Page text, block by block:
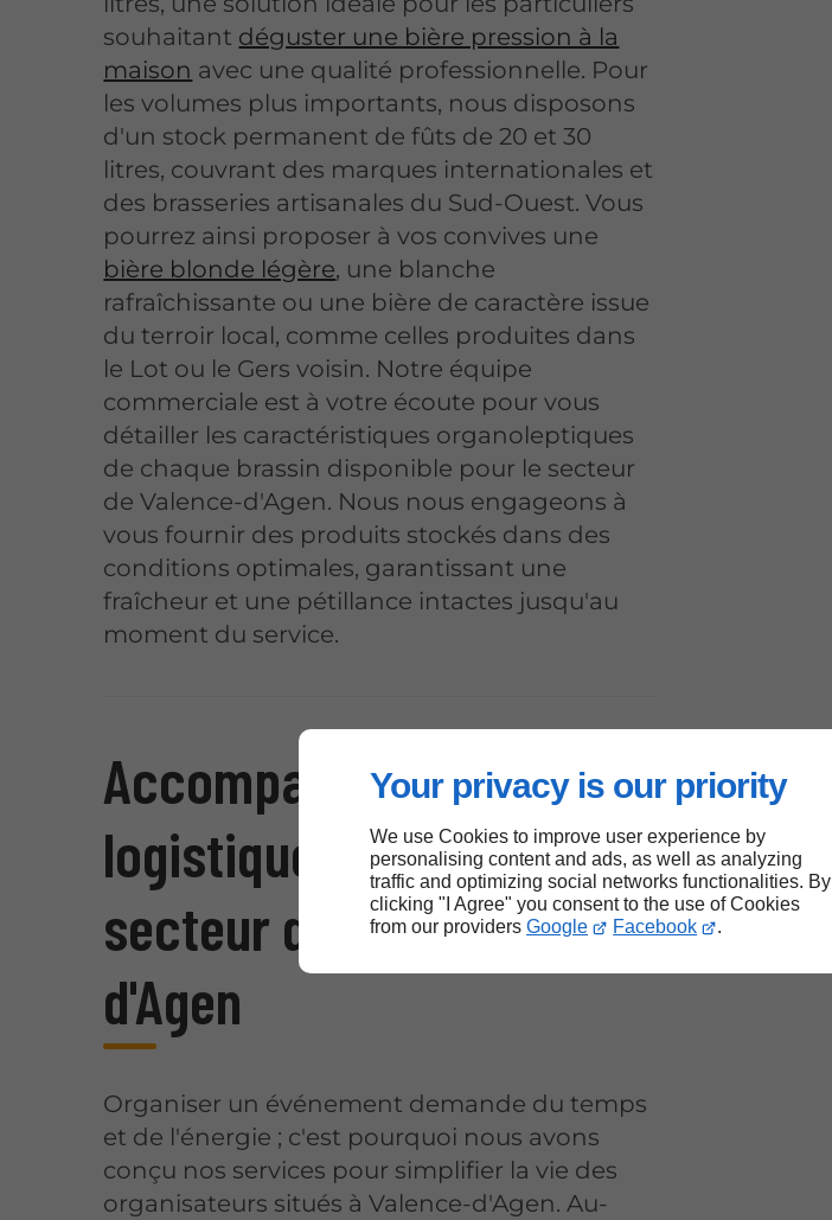
Your privacy is our priority
We use Cookies to improve user experience by
personalising content and ads, as well as analyzing
traffic and optimizing social networks functionalities. By
clicking "I Agree" you consent to the use of Cookies
from our providers Google Facebook .
souhaitant déguster une bière pression à la
maison avec une qualité professionnelle. Pour
les volumes plus importants, nous disposons
d'un stock permanent de fûts de 20 et 30
litres, couvrant des marques internationales et
des brasseries artisanales du Sud-Ouest. Vous
pourrez ainsi proposer à vos convives une
bière blonde légère, une blanche
rafraîchissante ou une bière de caractère issue
du terroir local, comme celles produites dans
le Lot ou le Gers voisin. Notre équipe
commerciale est à votre écoute pour vous
détailler les caractéristiques organoleptiques
de chaque brassin disponible pour le secteur
de Valence-d'Agen. Nous nous engageons à
vous fournir des produits stockés dans des
conditions optimales, garantissant une
fraîcheur et une pétillance intactes jusqu'au
moment du service.
Accompagnement
logistique boisson sur le
secteur de Valence-
d'Agen
Organiser un événement demande du temps
et de l'énergie ; c'est pourquoi nous avons
conçu nos services pour simplifier la vie des
organisateurs situés à Valence-d'Agen. Au-